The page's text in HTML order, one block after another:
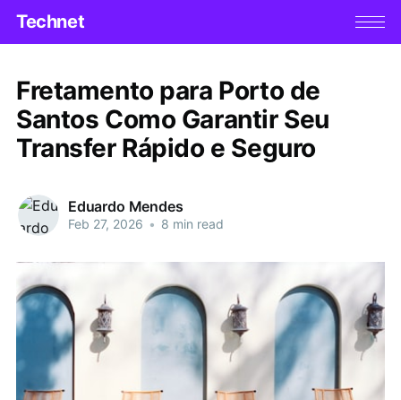
Technet
Fretamento para Porto de
Santos Como Garantir Seu
Transfer Rápido e Seguro
Eduardo Mendes
Feb 27, 2026 • 8 min read